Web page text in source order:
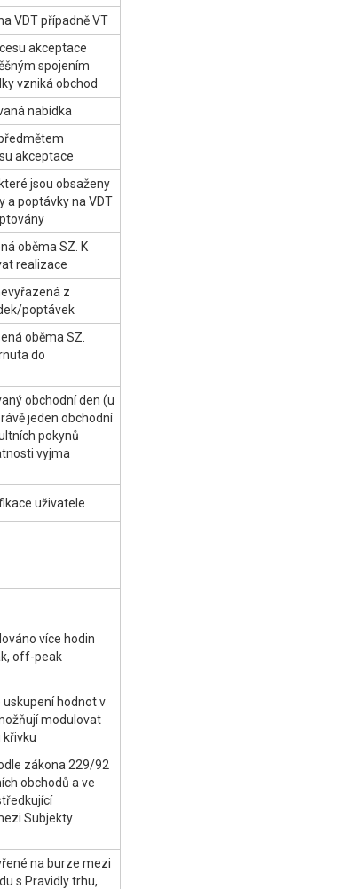
VDT případně VT
akceptace
spojením
vzniká obchod
nabídka
akceptace
jsou obsaženy
a poptávky na VDT
oběma SZ. K
realizace
z
poptávek
oběma SZ.
do
obchodní den (u
jeden obchodní
pokynů
vyjma
uživatele
více hodin
off-peak
uskupení hodnot v
modulovat
křivku
zákona 229/92
obchodů a ve
Subjekty
na burze mezi
s Pravidly trhu,